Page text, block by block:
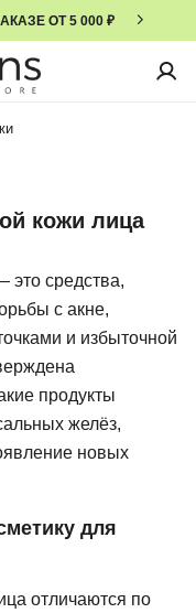
ОТ 5 000 ₽
кожи лица
это средства,
с акне,
и избыточной
продукты
желёз,
новых
для
отличаются по